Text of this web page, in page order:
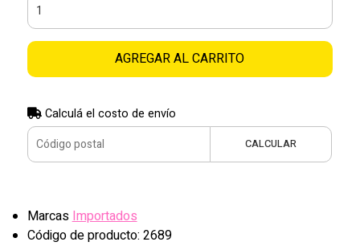
AGREGAR AL CARRITO
Calculá el costo de envío
CALCULAR
Marcas Importados
Código de producto: 2689